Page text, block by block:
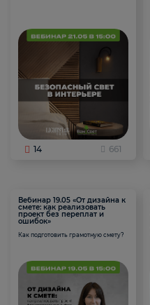
14 661
Вебинар 19.05 «От дизайна к
смете: как реализовать
проект без переплат и
ошибок»
Как подготовить грамотную смету?